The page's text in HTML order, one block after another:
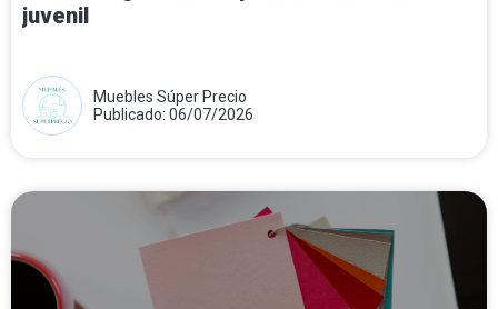
juvenil
Muebles Súper Precio
Publicado: 06/07/2026